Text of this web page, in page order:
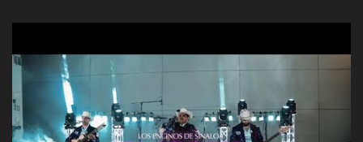
quiso, él tiempo sigue pasando y nunca te olvidaremos, aquí
seguiré esperando hasta volvernos a vernos El recuerdo que yo
tengo de mi mente no se va, en mi corazón me llevo lo mismo que
tu papá, a veces me pongo triste porque no puedo mirarte, mas se
que tu me escuchas porque tu eres mi gran ángel, El desespero me